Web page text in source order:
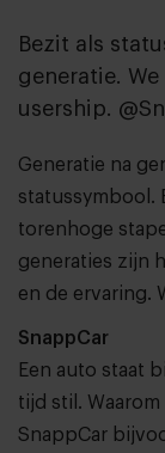
Bezit als
generatie.
usership.
Generatie na
statussymbool.
torenhoge
generaties zijn
en de ervaring.
SnappCar
Een auto staat
tijd stil.
SnappCar